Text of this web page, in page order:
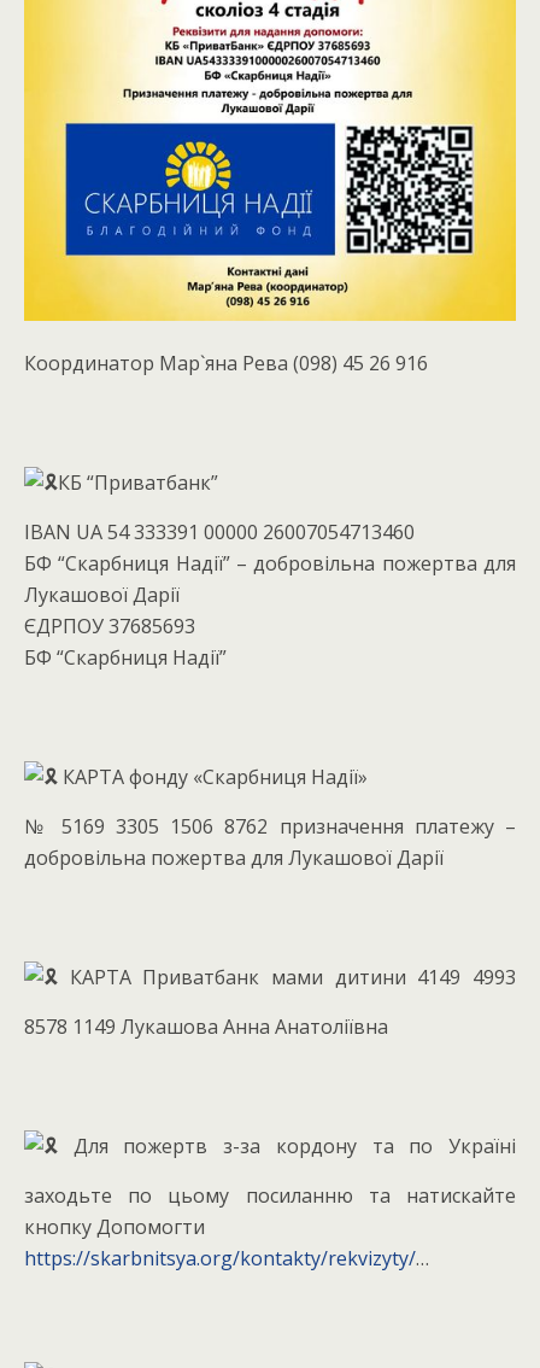
Координатор Мар`яна Рева (098) 45 26 916
КБ “Приватбанк”
IBAN UA 54 333391 00000 26007054713460
БФ “Скарбниця Надії” – добровільна пожертва для
Лукашової Дарії
ЄДРПОУ 37685693
БФ “Скарбниця Надії”
КАРТА фонду «Скарбниця Надії»
№ 5169 3305 1506 8762 призначення платежу –
добровільна пожертва для Лукашової Дарії
КАРТА Приватбанк мами дитини 4149 4993
8578 1149 Лукашова Анна Анатоліївна
Для пожертв з-за кордону та по Україні
заходьте по цьому посиланню та натискайте
кнопку Допомогти
https://skarbnitsya.org/kontakty/rekvizyty/…